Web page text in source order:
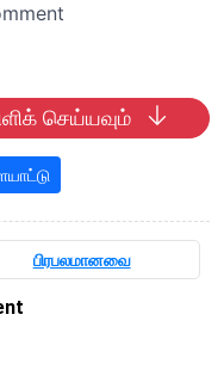
செய்யவும்
பிரபலமானவை